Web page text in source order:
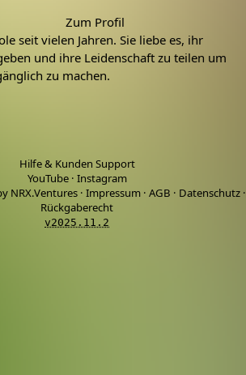
Zum Profil
seit vielen Jahren. Sie liebe es, ihr
und ihre Leidenschaft zu teilen um
zu machen.
Hilfe & Kunden Support
YouTube · Instagram
NRX.Ventures · Impressum· AGB · Datenschutz·
Rückgaberecht
v2025.11.2